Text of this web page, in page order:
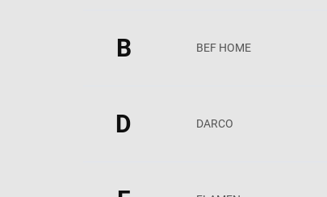
B BEF HOME
D DARCO